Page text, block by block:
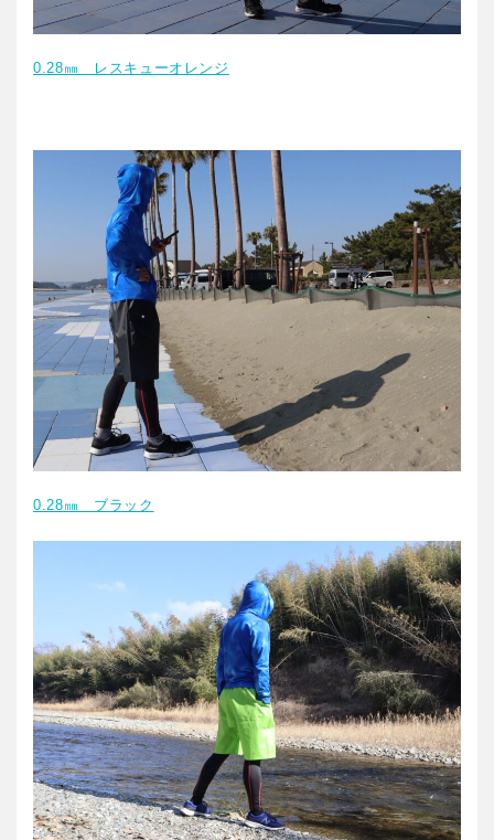
0.28㎜ レスキューオレンジ
0.28㎜ ブラック